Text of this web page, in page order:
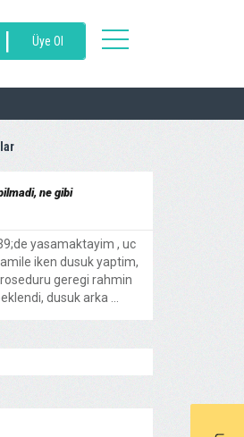
| Üye Ol
toggle
ne gibi
yasamaktayim , uc
iken dusuk yaptim,
geregi rahmin
dusuk arka ...